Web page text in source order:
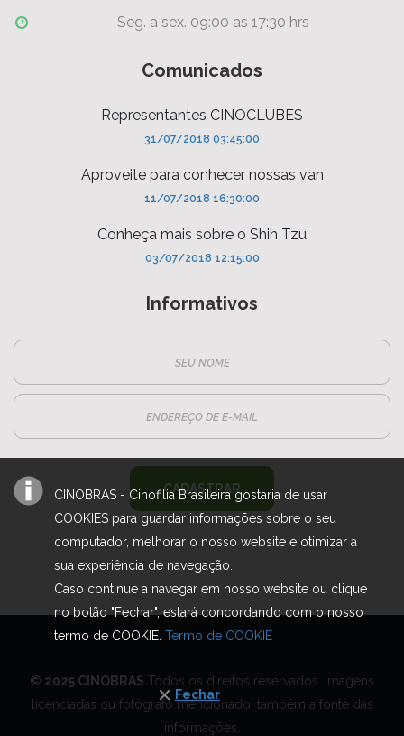
Seg. a sex. 09:00 as 17:30 hrs
Comunicados
Representantes CINOCLUBES
31/07/2018 03:45:00
Aproveite para conhecer nossas van
11/07/2018 16:30:00
Conheça mais sobre o Shih Tzu
03/07/2018 12:15:00
Informativos
CADASTRAR
© 2025 CINOBRAS Todos os direitos reservados. Imagens
licenciadas ou fotógrafo mencionado, também a fonte das
informações.
CINOBRAS - Cinofilia Brasileira gostaria de usar
COOKIES para guardar informações sobre o seu
computador, melhorar o nosso website e otimizar a
sua experiência de navegação.
Caso continue a navegar em nosso website ou clique
no botão "Fechar", estará concordando com o nosso
termo de COOKIE. Termo de COOKIE
Fechar